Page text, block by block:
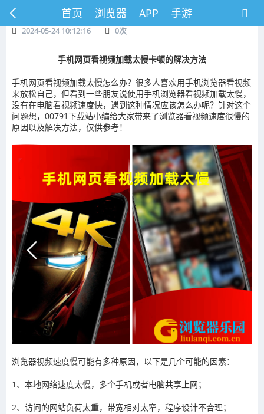
首页 浏览器 APP 手游
2024-05-24 10:12:16 0次
手机网页看视频加载太慢卡顿的解决方法
手机网页看视频加载太慢怎么办？很多人喜欢用手机浏览器看视频
来放松自己，但看到一些朋友说使用手机浏览器看视频加载太慢，
没有在电脑看视频速度快，遇到这种情况应该怎么办呢？针对这个
问题想，00791下载站小编给大家带来了浏览器看视频速度很慢的
原因以及解决方法，仅供参考！
浏览器视频速度慢可能有多种原因，以下是几个可能的因素：
1、本地网络速度太慢，多个手机或者电脑共享上网；
2、访问的网站负荷太重，带宽相对太窄，程序设计不合理；